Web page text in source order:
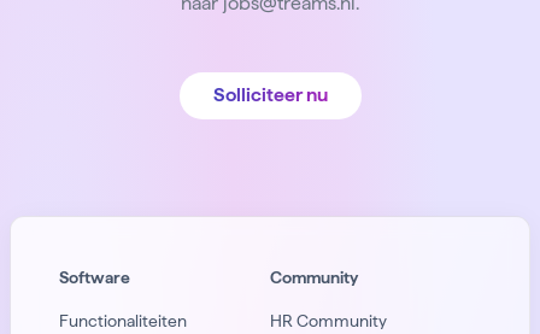
Solliciteer nu
Software
Functionaliteiten
Community
HR Community